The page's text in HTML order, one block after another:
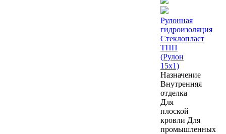
Рулонная
гидроизоляция
Стеклопласт
ТПП
(Рулон
15х1)
Назначение
Внутренняя
отделка
Для
плоской
кровли Для
промышленных